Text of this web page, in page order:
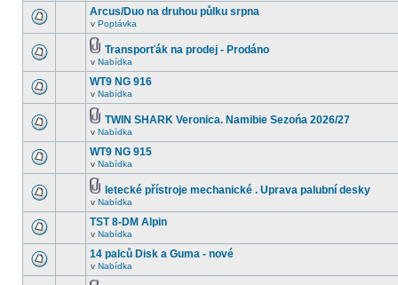
Arcus/Duo na druhou půlku srpna
v Poptávka
Transporťák na prodej - Prodáno
v Nabídka
WT9 NG 916
v Nabídka
TWIN SHARK Veronica. Namibie Sezońa 2026/27
v Nabídka
WT9 NG 915
v Nabídka
letecké přístroje mechanické . Uprava palubní desky
v Nabídka
TST 8-DM Alpin
v Nabídka
14 palců Disk a Guma - nové
v Nabídka